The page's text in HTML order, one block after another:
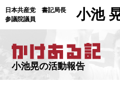
日本共産党 書記局長
参議院議員
小池
小池晃の活動報告